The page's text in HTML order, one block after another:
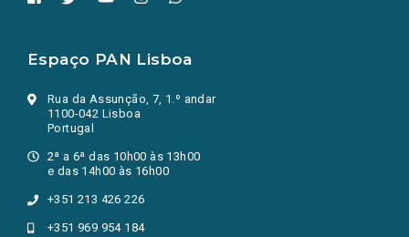
Espaço PAN Lisboa
Rua da Assunção, 7, 1.º andar
1100-042 Lisboa
Portugal
2ª a 6ª das 10h00 às 13h00
e das 14h00 às 16h00
+351 213 426 226
+351 969 954 184